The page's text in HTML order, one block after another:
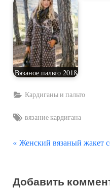
Вязаное пальто 2018
Кардиганы и пальто
Tags:
вязание кардигана
Навигация
П
д
Женский вязаный жакет
Добавить